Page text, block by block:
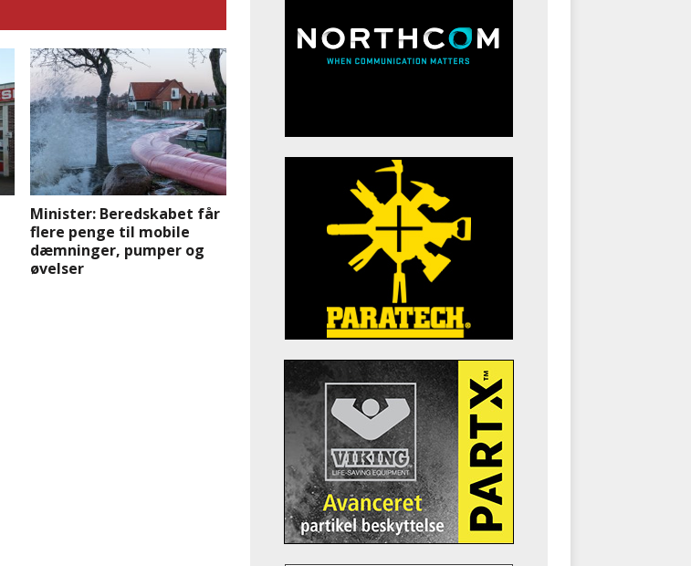
Minister: Beredskabet får
flere penge til mobile
dæmninger, pumper og
øvelser